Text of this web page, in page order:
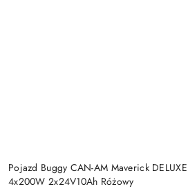
Pojazd Buggy CAN-AM Maverick
4x200W 2x24V10Ah Różowy